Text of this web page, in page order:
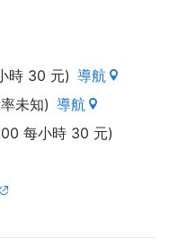
時 30 元) 導航
未知) 導航
每小時 30 元)